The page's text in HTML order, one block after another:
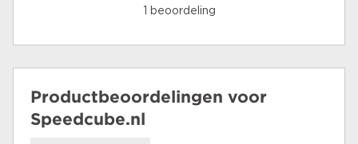
1 beoordeling
Productbeoordelingen voor
Speedcube.nl